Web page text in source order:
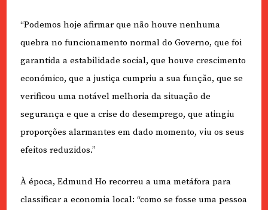
“Podemos hoje afirmar que não houve nenhuma
quebra no funcionamento normal do Governo, que foi
garantida a estabilidade social, que houve crescimento
económico, que a justiça cumpriu a sua função, que se
verificou uma notável melhoria da situação de
segurança e que a crise do desemprego, que atingiu
proporções alarmantes em dado momento, viu os seus
efeitos reduzidos.”
À época, Edmund Ho recorreu a uma metáfora para
classificar a economia local: “como se fosse uma pessoa